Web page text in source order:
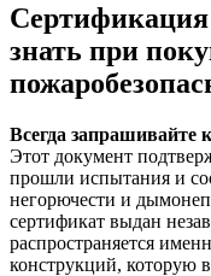
знать при
Всегда запрашивайте
Этот документ
прошли испытания и
негорючести и
сертификат выдан
распространяется
конструкций, которую